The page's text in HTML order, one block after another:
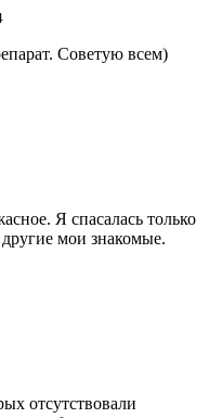
Советую всем)
Я спасалась только
мои знакомые.
отсутствовали